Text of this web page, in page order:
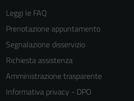
Leggi le FAQ
Prenotazione appuntamento
Segnalazione disservizio
Richiesta assistenza
Amministrazione trasparente
Informativa privacy - DPO